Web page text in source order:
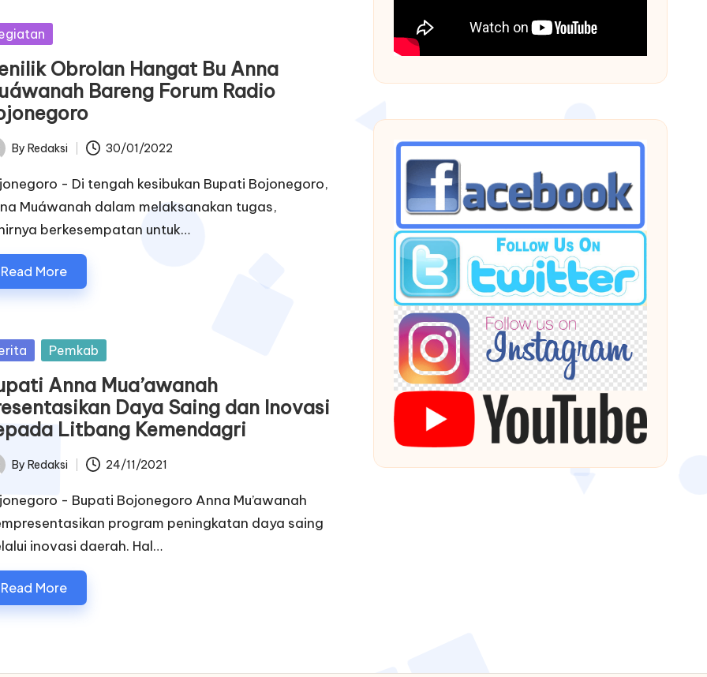
Obrolan Hangat Bu Anna
Bareng Forum Radio
By Redaksi 30/01/2022
- Di tengah kesibukan Bupati Bojonegoro,
Muáwanah dalam melaksanakan tugas,
berkesempatan untuk…
Read More
Pemkab
Anna Mua’awanah
Daya Saing dan Inovasi
Litbang Kemendagri
By Redaksi 24/11/2021
- Bupati Bojonegoro Anna Mu’awanah
program peningkatan daya saing
inovasi daerah. Hal…
Read More